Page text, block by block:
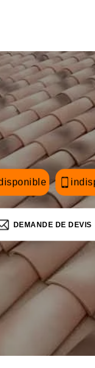
DEMANDE DE DEVIS